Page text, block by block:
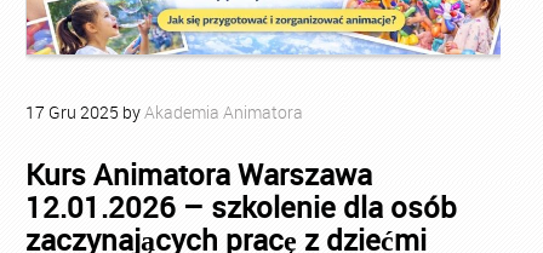
17 Gru 2025 byAkademia Animatora
Kurs Animatora Warszawa
12.01.2026 – szkolenie dla osób
zaczynających pracę z dziećmi